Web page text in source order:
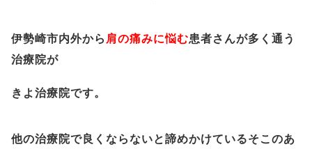
伊勢崎市内外から 肩の痛みに悩む患者さんが多く通う
治療院が
きよ治療院です。
他の治療院で良くならないと諦めかけているそこのあ